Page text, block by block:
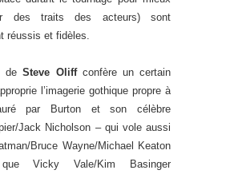
des traits des acteurs) sont
réussis et fidèles.
deSteve Oliffconfère un certain
l’imagerie gothique propre à
par Burton et son célèbre
Jack Nicholson – qui vole aussi
Bruce Wayne/Michael Keaton
Vicky Vale/Kim Basinger